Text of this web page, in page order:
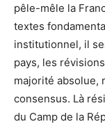
pêle-mêle la
textes
institutionnel, il
pays, les
majorité absolue,
consensus. Là
du Camp de la